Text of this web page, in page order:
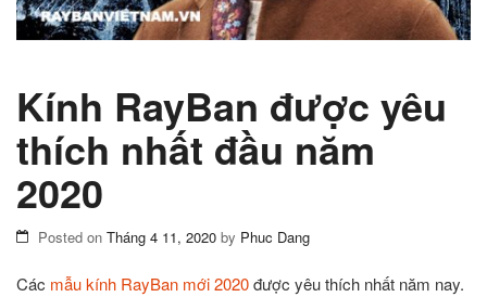
Kính RayBan được yêu
thích nhất đầu năm
2020
Posted on Tháng 4 11, 2020 by Phuc Dang
Các mẫu kính RayBan mới 2020được yêu thích nhất năm nay.